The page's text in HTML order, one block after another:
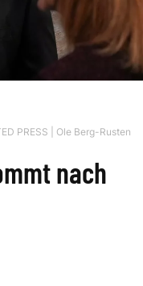
PRESS | Ole Berg-Rusten
nach